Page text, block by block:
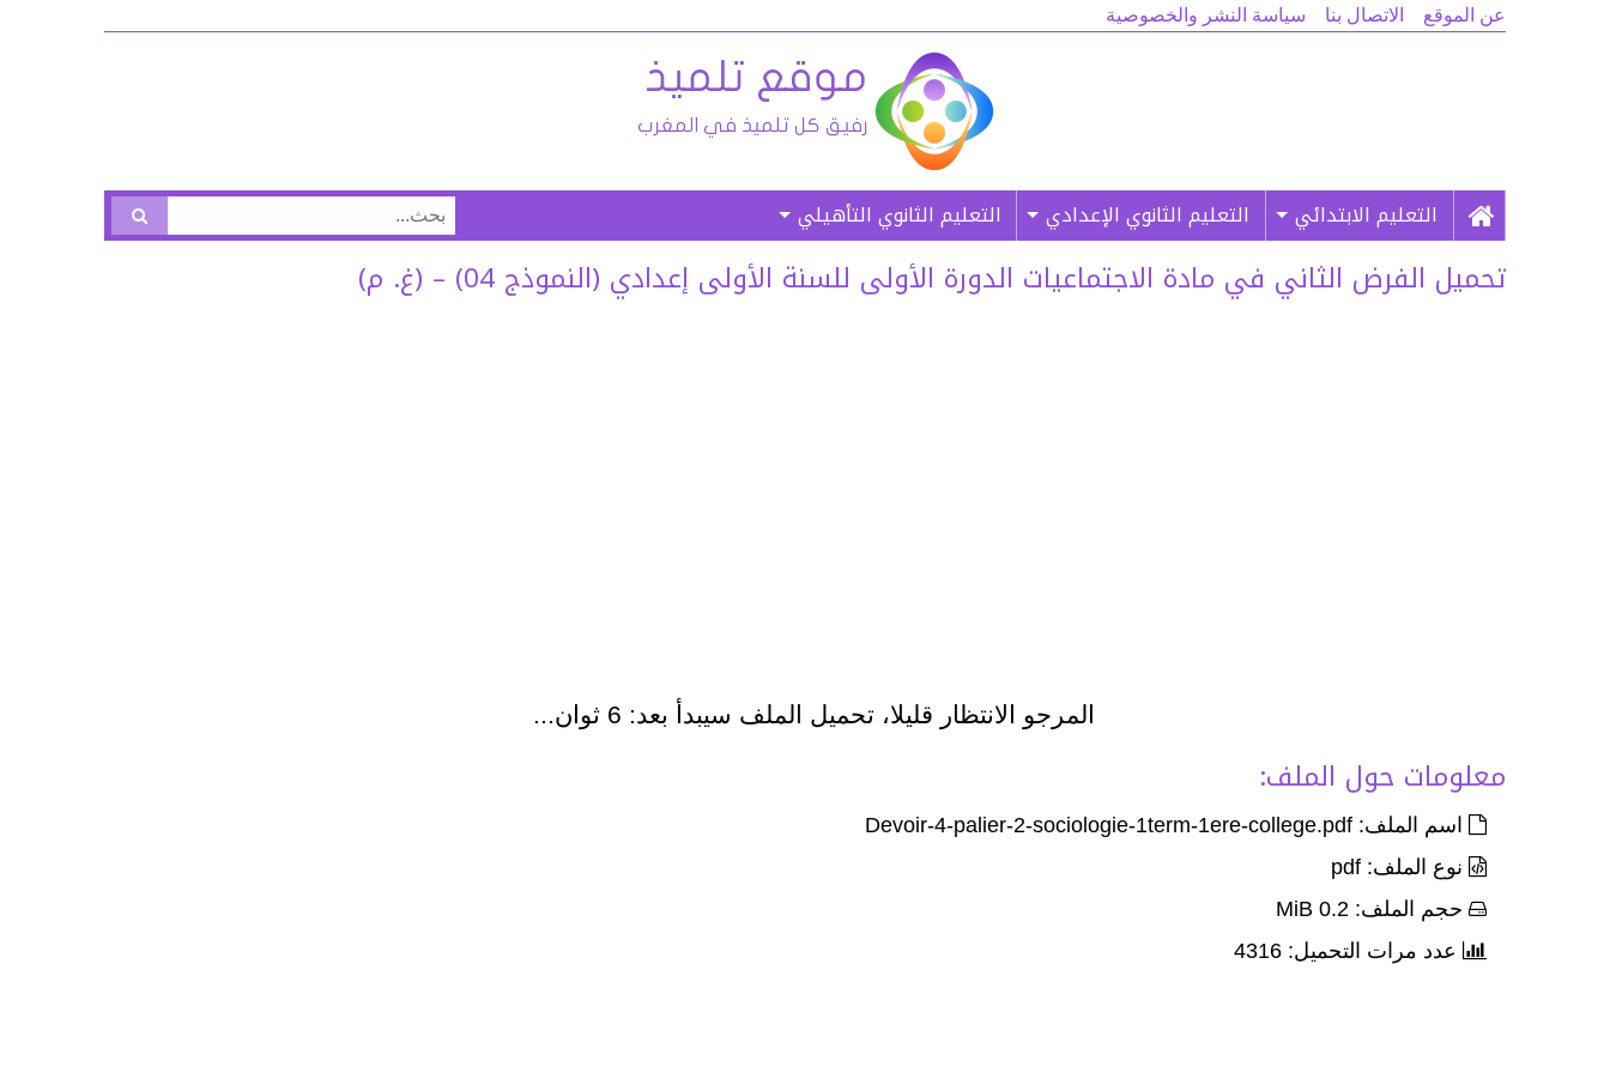
عن الموقع الاتصال بنا سياسة النشر والخصوصية
التعليم الابتدائي التعليم الثانوي الإعدادي التعليم الثانوي التأهيلي
البحث
عن:
تحميل الفرض الثاني في مادة الاجتماعيات الدورة الأولى للسنة الأولى إعدادي (النموذج 04) – (غ. م)
المرجو الانتظار قليلا، تحميل الملف سيبدأ بعد: 6 ثوان...
معلومات حول الملف:
اسم الملف: Devoir-4-palier-2-sociologie-1term-1ere-college.pdf
نوع الملف: pdf
حجم الملف: 0.2 MiB
عدد مرات التحميل: 4316